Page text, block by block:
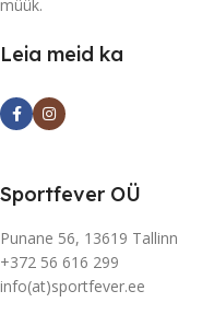
müük.
Leia meid ka
Sportfever OÜ
Punane 56, 13619 Tallinn
+372 56 616 299
info(at)sportfever.ee